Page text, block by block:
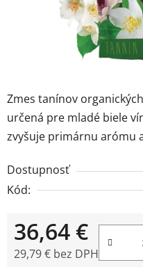
Zmes tanínov
určená pre mladé biele
zvyšuje primárnu arómu
Dostupnosť
Kód:
36,64 €
29,79 € bez DPH